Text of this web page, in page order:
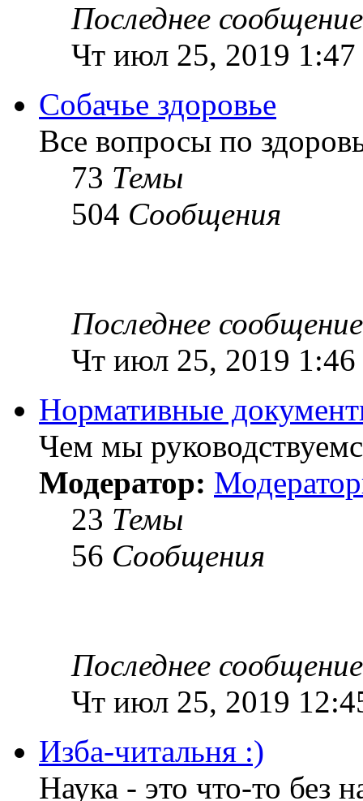
Последнее сообщение
Чт июл 25, 2019 1:47
Собачье здоровье
Все вопросы по
73 Темы
504 Сообщения
Последнее сообщение
Чт июл 25, 2019 1:46
Нормативные
Чем мы
Модератор:
23 Темы
56 Сообщения
Последнее сообщение
Чт июл 25, 2019
Изба-читальня :)
Наука - это что-то без